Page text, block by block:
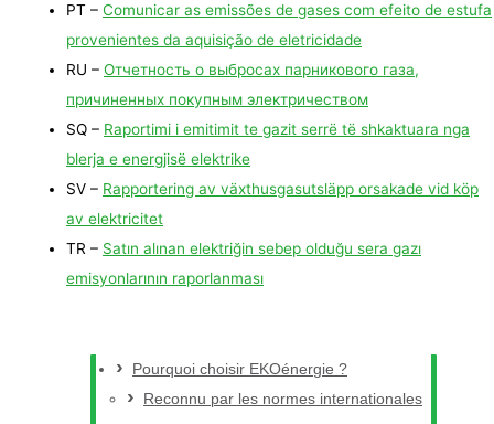
PT – Comunicar as emissões de gases com efeito de estufa
provenientes da aquisição de eletricidade
RU – Отчетность о выбросах парникового газа,
причиненных покупным электричеством
SQ – Raportimi i emitimit te gazit serrë të shkaktuara nga
blerja e energjisë elektrike
SV – Rapportering av växthusgasutsläpp orsakade vid köp
av elektricitet
TR – Satın alınan elektriğin sebep olduğu sera gazı
emisyonlarının raporlanması
Pourquoi choisir EKOénergie ?
Reconnu par les normes internationales